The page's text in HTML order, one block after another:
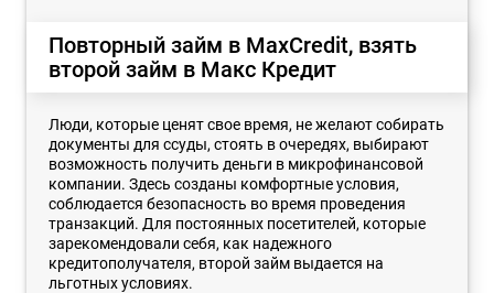
Повторный займ в MaxCredit, взять
второй займ в Макс Кредит
Люди, которые ценят свое время, не желают собирать
документы для ссуды, стоять в очередях, выбирают
возможность получить деньги в микрофинансовой
компании. Здесь созданы комфортные условия,
соблюдается безопасность во время проведения
транзакций. Для постоянных посетителей, которые
зарекомендовали себя, как надежного
кредитополучателя, второй займ выдается на
льготных условиях.